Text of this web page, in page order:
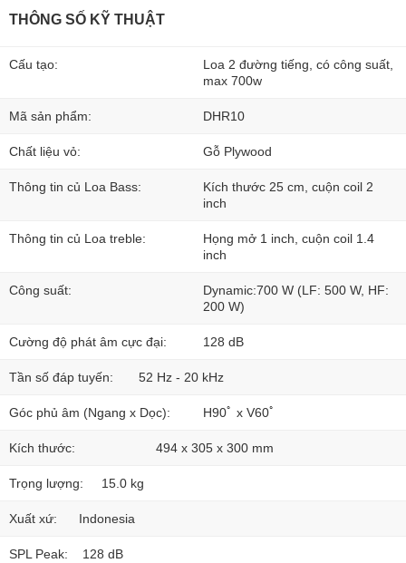
THÔNG SỐ KỸ THUẬT
Cấu tạo:
Loa 2 đường tiếng, có công suất,
max 700w
Mã sản phẩm: DHR10
Chất liệu vỏ: Gỗ Plywood
Thông tin củ Loa Bass:
Kích thước 25 cm, cuộn coil 2
inch
Thông tin củ Loa treble:
Họng mở 1 inch, cuộn coil 1.4
inch
Công suất:
Dynamic:700 W (LF: 500 W, HF:
200 W)
Cường độ phát âm cực đại: 128 dB
Tần số đáp tuyến: 52 Hz - 20 kHz
Góc phủ âm (Ngang x Dọc): H90ﾟ x V60ﾟ
Kích thước: 494 x 305 x 300 mm
Trọng lượng: 15.0 kg
Xuất xứ: Indonesia
SPL Peak: 128 dB